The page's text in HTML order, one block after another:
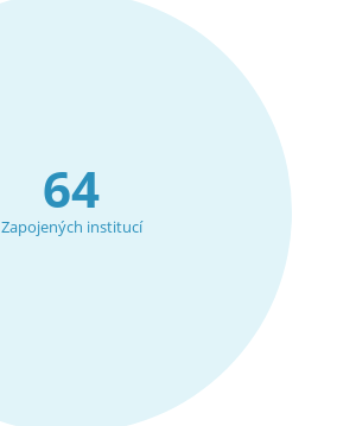
64
Zapojených institucí